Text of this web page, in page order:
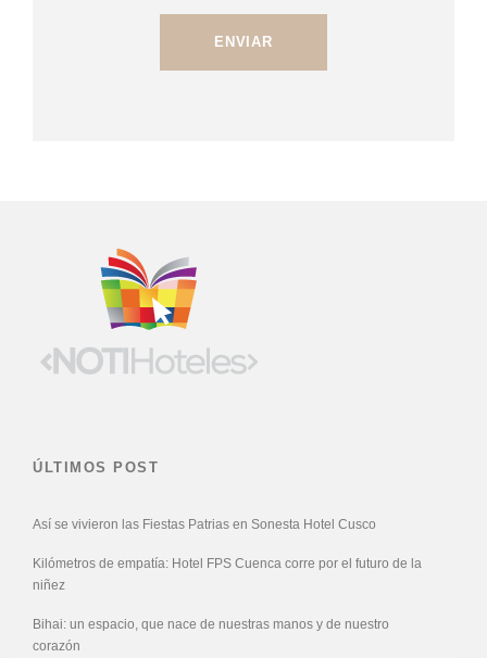
ÚLTIMOS POST
Así se vivieron las Fiestas Patrias en Sonesta Hotel Cusco
Kilómetros de empatía: Hotel FPS Cuenca corre por el futuro de la
niñez
Bihai: un espacio, que nace de nuestras manos y de nuestro
corazón